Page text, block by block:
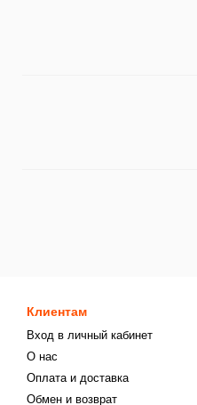
Клиентам
Вход в личный кабинет
О нас
Оплата и доставка
Обмен и возврат